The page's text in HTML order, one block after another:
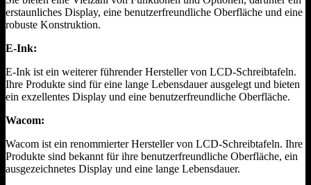
erstaunliches Display, eine benutzerfreundliche Oberfläche und eine
robuste Konstruktion.
E-Ink:
E-Ink ist ein weiterer führender Hersteller von LCD-Schreibtafeln.
Ihre Produkte sind für eine lange Lebensdauer ausgelegt und bieten
ein exzellentes Display und eine benutzerfreundliche Oberfläche.
Wacom:
Wacom ist ein renommierter Hersteller von LCD-Schreibtafeln. Ihre
Produkte sind bekannt für ihre benutzerfreundliche Oberfläche, ein
ausgezeichnetes Display und eine lange Lebensdauer.